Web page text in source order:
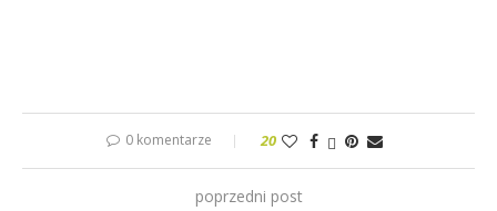
0 komentarze 20
poprzedni post